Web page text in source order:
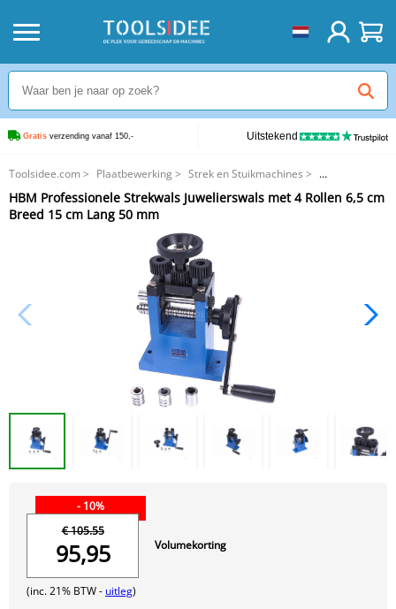
Gratis verzending vanaf 150,- Uitstekend
Toolsidee.com > Plaatbewerking > Strek en Stuikmachines >
HBM Professionele Strekwals Juwelierswals met 4 Rollen 6,5 cm Breed 15
cm Lang 50 mm
HBM Professionele Strekwals Juwelierswals met 4 Rollen 6,5 cm
Breed 15 cm Lang 50 mm
- 10%
€ 105.55
95,95
(inc. 21% BTW - uitleg)
Volumekorting